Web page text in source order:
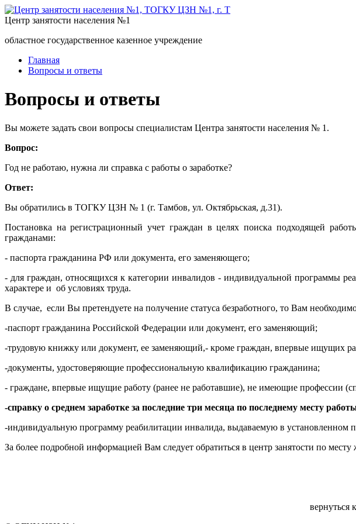
Центр занятости населения №1
областное государственное казенное учреждение
Главная
Вопросы и ответы
Вопросы и ответы
Вы можете задать свои вопросы специалистам Центра занятости населения № 1.
Вопрос:
Год не работаю, нужна ли справка с работы о заработке?
Ответ:
Вы обратились в ТОГКУ ЦЗН № 1 (г. Тамбов, ул. Октябрьская, д.31).
Постановка на регистрационный учет граждан в целях поиска подходящей
гражданами:
- паспорта гражданина РФ или документа, его заменяющего;
- для граждан, относящихся к категории инвалидов - индивидуальной программы
характере и об условиях труда.
В случае, если Вы претендуете на получение статуса безработного, то Вам
-паспорт гражданина Российской Федерации или документ, его заменяющий;
-трудовую книжку или документ, ее заменяющий,- кроме граждан, впервые ищущих
-документы, удостоверяющие профессиональную квалификацию гражданина;
- граждане, впервые ищущие работу (ранее не работавшие), не имеющие профессии
-справку о среднем заработке за последние три месяца по последнему месту
-индивидуальную программу реабилитации инвалида, выдаваемую в установленном
За более подробной информацией Вам следует обратиться в центр занятости по месту
вернуться к